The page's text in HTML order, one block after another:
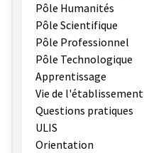
Pôle Humanités
Pôle Scientifique
Pôle Professionnel
Pôle Technologique
Apprentissage
Vie de l'établissement
Questions pratiques
ULIS
Orientation